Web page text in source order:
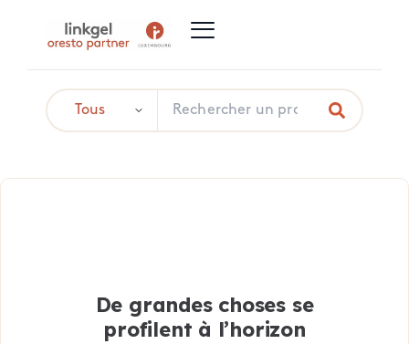
De grandes choses se
profilent à l’horizon